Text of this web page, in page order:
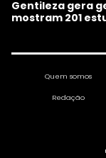
Gentileza gera
mostram 201
Quem somos
Redação